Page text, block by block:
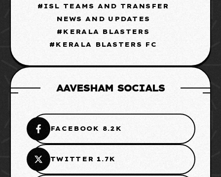
ISL TEAMS AND TRANSFER
NEWS AND UPDATES
KERALA BLASTERS
KERALA BLASTERS FC
AAVESHAM SOCIALS
FACEBOOK 8.2K
TWITTER 1.7K